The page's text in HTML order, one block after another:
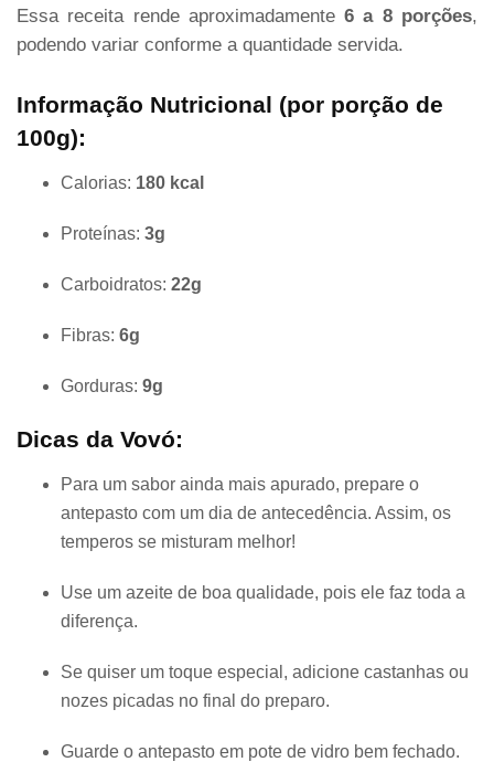
Essa receita rende aproximadamente6 a 8 porções,
podendo variar conforme a quantidade servida.
Informação Nutricional (por porção de
100g):
Calorias: 180 kcal
Proteínas: 3g
Carboidratos: 22g
Fibras: 6g
Gorduras: 9g
Dicas da Vovó:
Para um sabor ainda mais apurado, prepare o
antepasto com um dia de antecedência. Assim, os
temperos se misturam melhor!
Use um azeite de boa qualidade, pois ele faz toda a
diferença.
Se quiser um toque especial, adicione castanhas ou
nozes picadas no final do preparo.
Guarde o antepasto em pote de vidro bem fechado.